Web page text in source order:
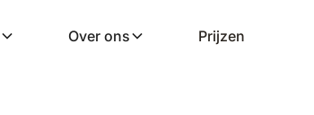
Over ons Prijzen